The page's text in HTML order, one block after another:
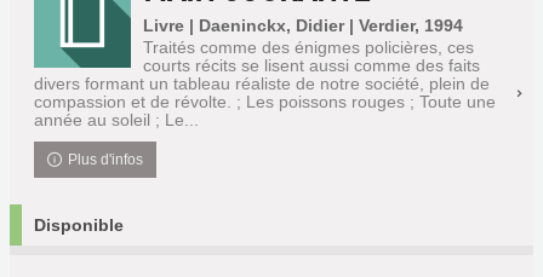
Livre | Daeninckx, Didier | Verdier, 1994
Traités comme des énigmes policières, ces
courts récits se lisent aussi comme des faits
divers formant un tableau réaliste de notre société, plein de
compassion et de révolte. ; Les poissons rouges ; Toute une
année au soleil ; Le...
Plus d'infos
Disponible